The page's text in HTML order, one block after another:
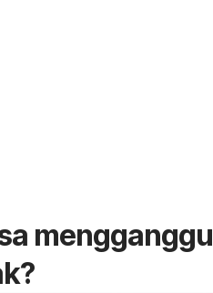
mengganggu